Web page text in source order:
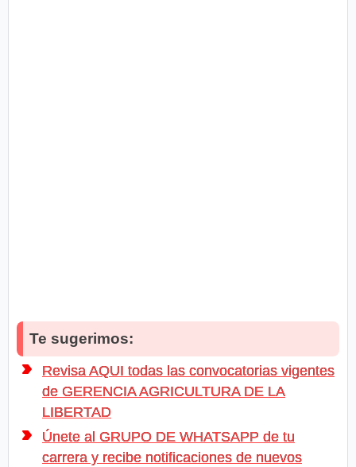
Te sugerimos:
Revisa AQUI todas las convocatorias vigentes
de GERENCIA AGRICULTURA DE LA
LIBERTAD
Únete al GRUPO DE WHATSAPP de tu
carrera y recibe notificaciones de nuevos